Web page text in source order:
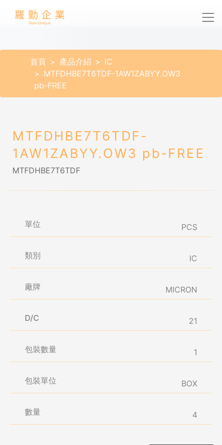
首頁 產品介紹
IC
MTFDHBE7T6TDF-1AW1ZABYY.OW3
pb-FREE
MTFDHBE7T6TDF-
1AW1ZABYY.OW3 pb-FREE
MTFDHBE7T6TDF
單位 PCS
類別 IC
廠牌 MICRON
D/C 21
包裝數量 1
包裝單位 BOX
數量 4